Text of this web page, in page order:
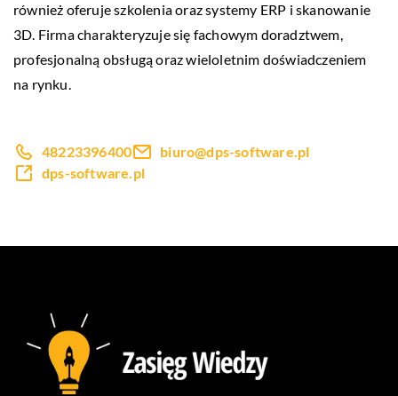
również oferuje szkolenia oraz systemy ERP i skanowanie
3D. Firma charakteryzuje się fachowym doradztwem,
profesjonalną obsługą oraz wieloletnim doświadczeniem
na rynku.
48223396400
biuro@dps-software.pl
dps-software.pl